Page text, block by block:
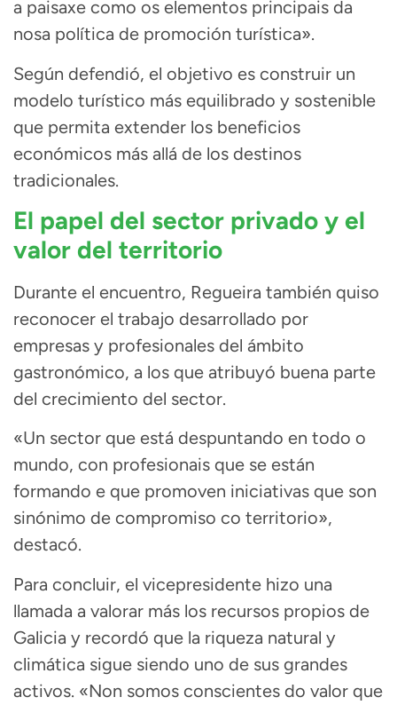
a paisaxe como os elementos principais da
nosa política de promoción turística».
Según defendió, el objetivo es construir un
modelo turístico más equilibrado y sostenible
que permita extender los beneficios
económicos más allá de los destinos
tradicionales.
El papel del sector privado y el
valor del territorio
Durante el encuentro, Regueira también quiso
reconocer el trabajo desarrollado por
empresas y profesionales del ámbito
gastronómico, a los que atribuyó buena parte
del crecimiento del sector.
«Un sector que está despuntando en todo o
mundo, con profesionais que se están
formando e que promoven iniciativas que son
sinónimo de compromiso co territorio»,
destacó.
Para concluir, el vicepresidente hizo una
llamada a valorar más los recursos propios de
Galicia y recordó que la riqueza natural y
climática sigue siendo uno de sus grandes
activos. «Non somos conscientes do valor que